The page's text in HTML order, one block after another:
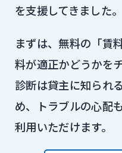
を支援してきました。
まずは、無料の「賃
料が適正かどうかを
診断は貸主に知られ
め、トラブルの心配
利用いただけます。